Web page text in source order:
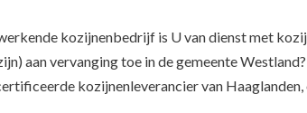
kozijnenbedrijf is U van dienst met
aan vervanging toe in de gemeente
kozijnenleverancier van